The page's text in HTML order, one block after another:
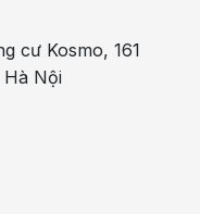
vấn đề vô sinh nữ,
tâm IVF Hồng
cư Kosmo, 161
Nội